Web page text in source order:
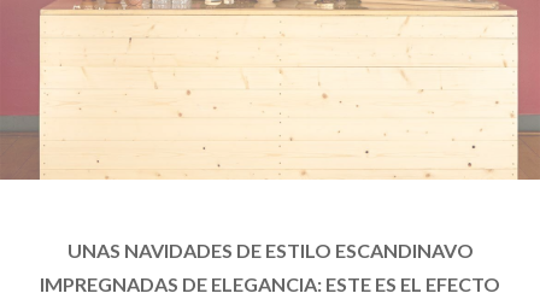
UNAS NAVIDADES DE ESTILO ESCANDINAVO
IMPREGNADAS DE ELEGANCIA: ESTE ES EL EFECTO